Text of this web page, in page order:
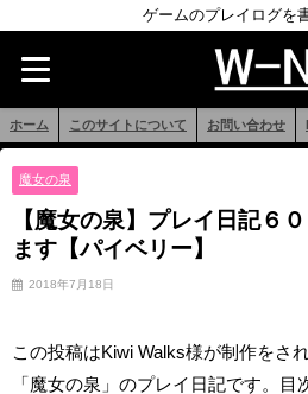
ゲームのプレイログを
ホーム このサイトについて お問い合わせ
魔女の泉
【魔女の泉】プレイ日記６
ます【パイベリー】
2018年7月18日
この投稿はKiwi Walks様が制作をさ
「魔女の泉」のプレイ日記です。目